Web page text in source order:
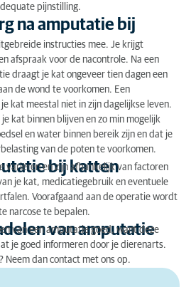
pijnstilling.
na amputatie bij
instructies mee. Je krijgt
afspraak voor de nacontrole. Na een
draagt je kat ongeveer tien dagen een
de wond te voorkomen. Een
kat meestal niet in zijn dagelijkse leven.
kat binnen blijven en zo min mogelijk
en water binnen bereik zijn en dat je
van de poten te voorkomen.
bij katten
variëren en zijn afhankelijk van factoren
je kat, medicatiegebruik en eventuele
Voorafgaand aan de operatie wordt
narcose te bepalen.
van amputatie
van een amputatie goed, want deze
je goed informeren door je dierenarts.
Neem dan contact met ons op.